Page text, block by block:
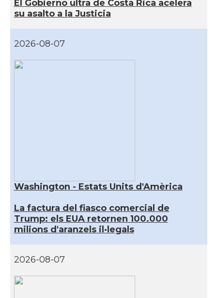
El Gobierno ultra de Costa Rica acelera
su asalto a la Justicia
2026-08-07
Washington - Estats Units d'Amèrica
La factura del fiasco comercial de
Trump: els EUA retornen 100.000
milions d'aranzels il·legals
2026-08-07